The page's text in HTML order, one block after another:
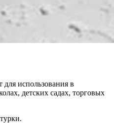
использования в
детских садах, торговых